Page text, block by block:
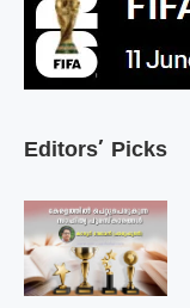
Editors’ Picks